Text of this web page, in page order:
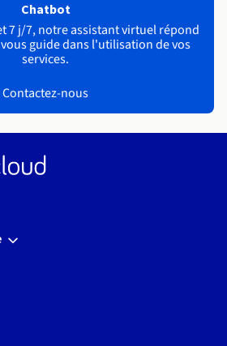
Chatbot
7 j/7, notre assistant virtuel répond
guide dans l'utilisation de vos
services.
Contactez-nous